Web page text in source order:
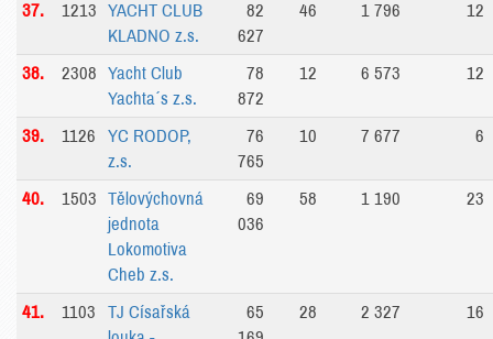
37. 1213
YACHT CLUB
KLADNO z.s.
82
627
46 1 796 12
38. 2308
Yacht Club
Yachta´s z.s.
78
872
12 6 573 12
39. 1126
YC RODOP,
z.s.
76
765
10 7 677 6
40. 1503
Tělovýchovná
jednota
Lokomotiva
Cheb z.s.
69
036
58 1 190 23
41. 1103
TJ Císařská
65
28 2 327 16